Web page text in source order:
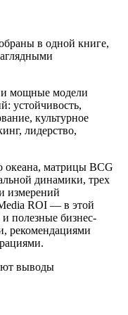
в одной книге,
мощные модели
устойчивость,
культурное
лидерство,
океана, матрицы BCG
динамики, трех
измерений
ROI — в этой
полезные бизнес-
рекомендациями
выводы